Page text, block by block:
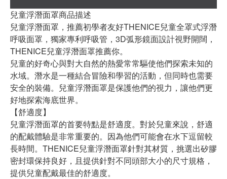
兒童浮潛面罩商品描述
兒童浮潛面罩，推薦初學者友好THENICE兒童全罩式浮潛
呼吸面罩，獨家專利呼吸管，3D弧形鏡面設計視野開闊，
THENICE兒童浮潛面罩推薦你。
兒童的好奇心與對大自然的熱愛常常驅使他們探索未知的
水域。潛水是一種結合冒險和學習的活動，但同時也需要
安全的裝備。兒童浮潛面罩是保護他們的視力，讓他們更
好地探索海底世界。
【舒適度】
兒童浮潛面罩的首要特點是舒適度。對於兒童來說，舒適
的配戴體驗是非常重要的。因為他們可能會在水下逗留較
長時間。THENICE兒童浮潛面罩針對其材質，挑選出矽膠
密封環保持良好，且提供針對不同頭部大小的尺寸規格，
提供兒童配戴最佳的舒適度。